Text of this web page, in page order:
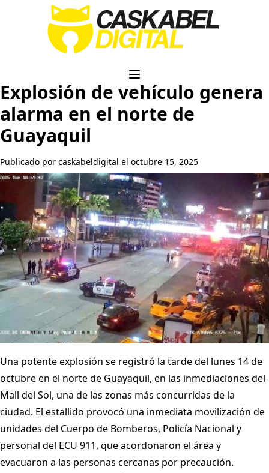
Explosión de vehículo genera
alarma en el norte de
Guayaquil
Publicado por caskabeldigital el octubre 15, 2025
Una potente explosión se registró la tarde del lunes 14 de
octubre en el norte de Guayaquil, en las inmediaciones del
Mall del Sol, una de las zonas más concurridas de la
ciudad. El estallido provocó una inmediata movilización de
unidades del Cuerpo de Bomberos, Policía Nacional y
personal del ECU 911, que acordonaron el área y
evacuaron a las personas cercanas por precaución.